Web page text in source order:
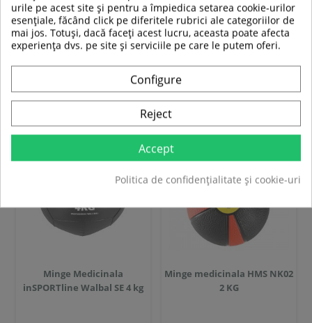
139,00 RON
In stoc
Adauga in cos
Compara
99,00 RON
In stoc
Adauga in cos
Compara
Minge Medicinala
inSPORTline Walbal SE 4 kg
SUPER
-16%
Minge medicinala HMS NK02
2 KG
urile pe acest site și pentru a împiedica setarea cookie-urilor
esențiale, făcând click pe diferitele rubrici ale categoriilor de
mai jos. Totuși, dacă faceți acest lucru, aceasta poate afecta
experiența dvs. pe site și serviciile pe care le putem oferi.
Configure
Reject
Accept
Politica de confidențialitate și cookie-uri